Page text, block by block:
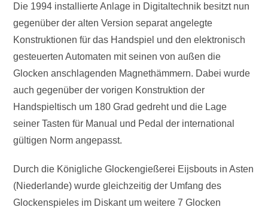
Die 1994 installierte Anlage in Digitaltechnik besitzt nun
gegenüber der alten Version separat angelegte
Konstruktionen für das Handspiel und den elektronisch
gesteuerten Automaten mit seinen von außen die
Glocken anschlagenden Magnethämmern. Dabei wurde
auch gegenüber der vorigen Konstruktion der
Handspieltisch um 180 Grad gedreht und die Lage
seiner Tasten für Manual und Pedal der international
gültigen Norm angepasst.
Durch die Königliche Glockengießerei Eijsbouts in Asten
(Niederlande) wurde gleichzeitig der Umfang des
Glockenspieles im Diskant um weitere 7 Glocken